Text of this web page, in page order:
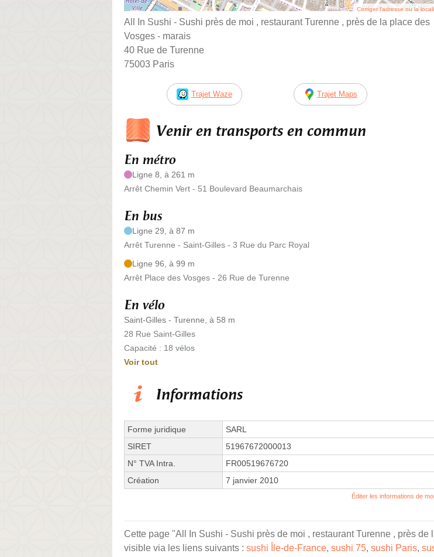
Corriger l’adresse ou la
All In Sushi - Sushi près de moi , restaurant Turenne , près de la place des
Vosges - marais
40 Rue de Turenne
75003 Paris
Trajet Waze Trajet Maps
Venir en transports en commun
En métro
Ligne 8, à 261 m
Arrêt Chemin Vert - 51 Boulevard Beaumarchais
En bus
Ligne 29, à 87 m
Arrêt Turenne - Saint-Gilles - 3 Rue du Parc Royal
Ligne 96, à 99 m
Arrêt Place des Vosges - 26 Rue de Turenne
En vélo
Saint-Gilles - Turenne, à 58 m
28 Rue Saint-Gilles
Capacité : 18 vélos
Voir tout
Informations
Forme juridique
SARL
SIRET
51967672000013
N° TVA Intra.
FR00519676720
Création
7 janvier 2010
Éditer les informations de
Cette page "All In Sushi - Sushi près de moi , restaurant Turenne , près
visible via les liens suivants : sushi Île-de-France, sushi 75, sushi Paris,